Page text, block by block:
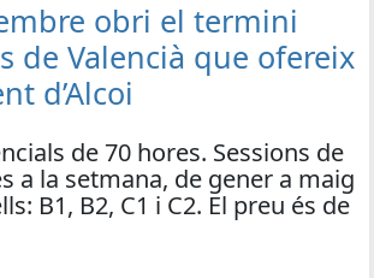
obri el termini
de Valencià que ofereix
d’Alcoi
de 70 hores. Sessions de
a la setmana, de gener a maig
B1, B2, C1 i C2. El preu és de